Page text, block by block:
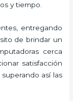
y tiempo.
entregando
de brindar un
cerca
satisfacción
así las